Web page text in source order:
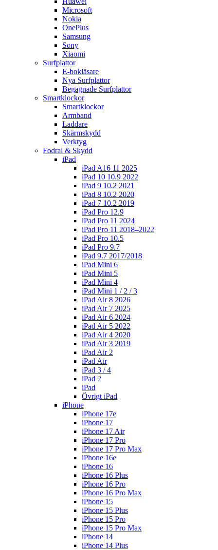
Microsoft
Nokia
OnePlus
Samsung
Sony
Xiaomi
Surfplattor
E-bokläsare
Nya Surfplattor
Begagnade Surfplattor
Smartklockor
Smartklockor
Armband
Laddare
Skärmskydd
Verktyg
Fodral & Skydd
iPad
iPad A16 11 2025
iPad 10 10.9 2022
iPad 9 10.2 2021
iPad 8 10.2 2020
iPad 7 10.2 2019
iPad Pro 12.9
iPad Pro 11 2024
iPad Pro 11 2018–2022
iPad Pro 10.5
iPad Pro 9.7
iPad 9.7 2017/2018
iPad Mini 6
iPad Mini 5
iPad Mini 4
iPad Mini 1 / 2 / 3
iPad Air 8 2026
iPad Air 7 2025
iPad Air 6 2024
iPad Air 5 2022
iPad Air 4 2020
iPad Air 3 2019
iPad Air 2
iPad Air
iPad 3 / 4
iPad 2
iPad
Övrigt iPad
iPhone
iPhone 17e
iPhone 17
iPhone 17 Air
iPhone 17 Pro
iPhone 17 Pro Max
iPhone 16e
iPhone 16
iPhone 16 Plus
iPhone 16 Pro
iPhone 16 Pro Max
iPhone 15
iPhone 15 Plus
iPhone 15 Pro
iPhone 15 Pro Max
iPhone 14
iPhone 14 Plus